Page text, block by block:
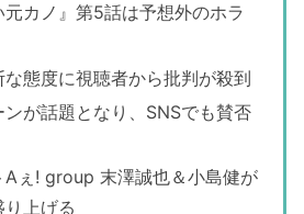
元カノ』第5話は予想外のホラ
態度に視聴者から批判が殺到
が話題となり、SNSでも賛否
Aぇ! group 末澤誠也＆小島健が
上げる